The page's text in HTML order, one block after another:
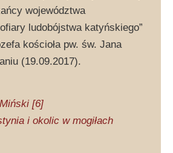
województwa
ludobójstwa katyńskiego”
kościoła pw. św. Jana
(19.09.2017).
[6]
i okolic w mogiłach